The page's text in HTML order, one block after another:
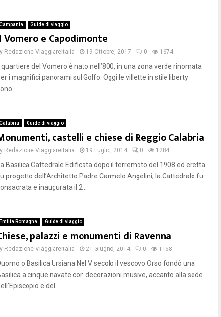
Campania Guide di viaggio
Vomero e Capodimonte
Redazione ViaggiareItalia 19 Ottobre, 2017 0 1674
quartiere del Vomero è nato nell’800, in una zona verde rinomata
i magnifici panorami sul Golfo. Oggi le villette in stile liberty
Calabria Guide di viaggio
castelli e chiese di Reggio Calabria
Redazione ViaggiareItalia 19 Luglio, 2014 0 1284
Basilica Cattedrale Edificata dopo il terremoto del 1908 ed eretta
progetto dell’Architetto Padre Carmelo Angelini, la Cattedrale fu
e inaugurata il 2...
Emilia Romagna Guide di viaggio
palazzi e monumenti di Ravenna
Redazione ViaggiareItalia 21 Giugno, 2014 0 1168
o Basilica Ursiana Nel V secolo il vescovo Orso fondò una
a cinque navate con decorazioni musive, accanto alla sede
e del...